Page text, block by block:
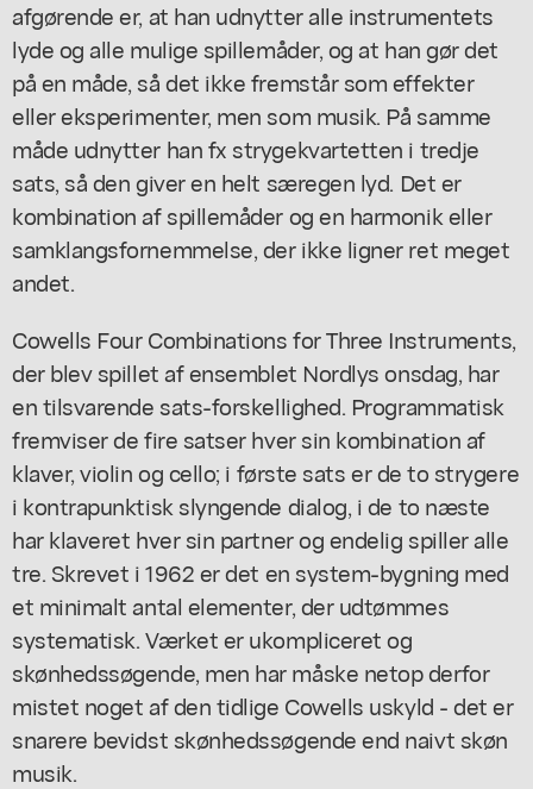
afgørende er, at han udnytter alle instrumentets
lyde og alle mulige spillemåder, og at han gør det
på en måde, så det ikke fremstår som effekter
eller eksperimenter, men som musik. På samme
måde udnytter han fx strygekvartetten i tredje
sats, så den giver en helt særegen lyd. Det er
kombination af spillemåder og en harmonik eller
samklangsfornemmelse, der ikke ligner ret meget
andet.
Cowells Four Combinations for Three Instruments,
der blev spillet af ensemblet Nordlys onsdag, har
en tilsvarende sats-forskellighed. Programmatisk
fremviser de fire satser hver sin kombination af
klaver, violin og cello; i første sats er de to strygere
i kontrapunktisk slyngende dialog, i de to næste
har klaveret hver sin partner og endelig spiller alle
tre. Skrevet i 1962 er det en system-bygning med
et minimalt antal elementer, der udtømmes
systematisk. Værket er ukompliceret og
skønhedssøgende, men har måske netop derfor
mistet noget af den tidlige Cowells uskyld - det er
snarere bevidst skønhedssøgende end naivt skøn
musik.